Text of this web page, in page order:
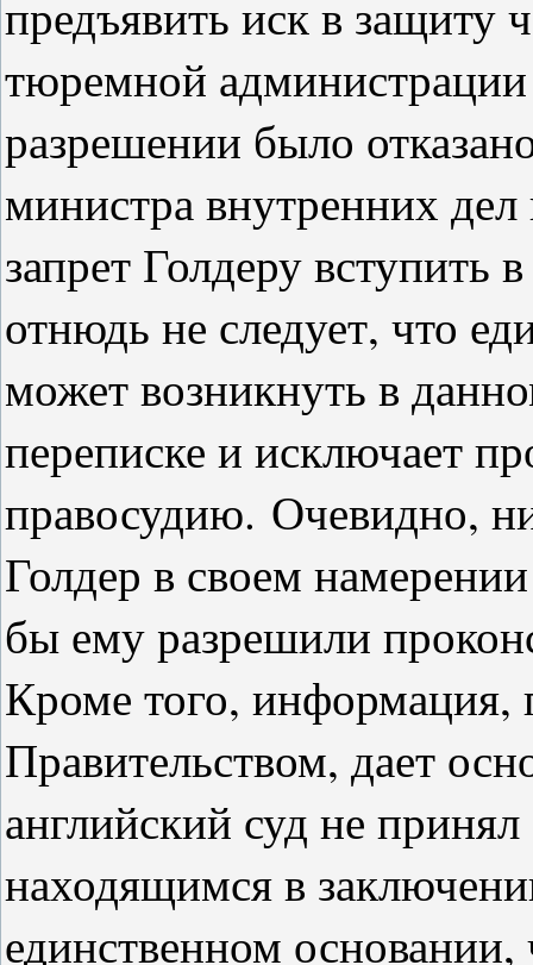
предъявить иск в защиту
тюремной
разрешении было
министра внутренних
запрет Голдеру вступить
отнюдь не следует, что
может возникнуть в
переписке и исключает
правосудию. Очевидно,
Голдер в своем
бы ему разрешили
Кроме того, информация,
Правительством, дает
английский суд не
находящимся в
единственном